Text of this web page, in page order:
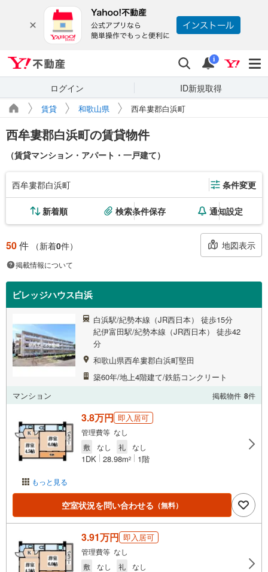
検索 通知
i
ログイン ID新規取得
賃貸 和歌山県 西牟婁郡白浜町
西牟婁郡白浜町の賃貸物件
（賃貸マンション・アパート・一戸建て）
西牟婁郡白浜町 条件変更
新着順 検索条件保存 通知設定
50件 （新着0件） 地図表示
掲載情報について
ビレッジハウス白浜
白浜駅/紀勢本線（JR西日本） 徒歩15分
紀伊富田駅/紀勢本線（JR西日本） 徒歩42
分
和歌山県西牟婁郡白浜町堅田
築60年/地上4階建て/鉄筋コンクリート
マンション
掲載物件 8件
もっと見る
3.8万円 即入居可
管理費等 なし
敷
なし 礼 なし
1DK 28.98m2 1階
空室状況を問い合わせる （無料）
3.91万円 即入居可
管理費等 なし
敷
なし 礼 なし